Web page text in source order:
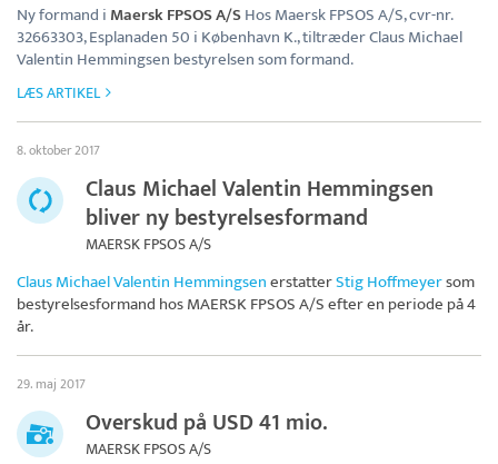
Ny formand i Maersk FPSOS A/SHos Maersk FPSOS A/S, cvr-nr.
32663303, Esplanaden 50 i København K., tiltræder Claus Michael
Valentin Hemmingsen bestyrelsen som formand.
LÆS ARTIKEL
8. oktober 2017
Claus Michael Valentin Hemmingsen
bliver ny bestyrelsesformand
MAERSK FPSOS A/S
Claus Michael Valentin HemmingsenerstatterStig Hoffmeyersom
bestyrelsesformand hosMAERSK FPSOS A/Sefter en periode på 4
år.
29. maj 2017
Overskud på USD 41 mio.
MAERSK FPSOS A/S